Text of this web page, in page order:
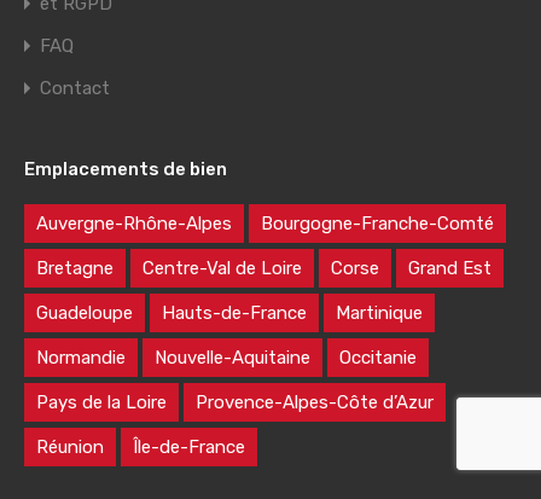
FAQ
Contact
Emplacements de bien
Auvergne-Rhône-Alpes Bourgogne-Franche-Comté
Bretagne Centre-Val de Loire Corse Grand Est
Guadeloupe Hauts-de-France Martinique
Normandie Nouvelle-Aquitaine Occitanie
Pays de la Loire Provence-Alpes-Côte d’Azur
Réunion Île-de-France